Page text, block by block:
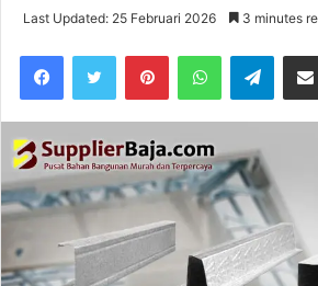
Last Updated: 25 Februari 2026 3 minutes
PinterestWhatsApp